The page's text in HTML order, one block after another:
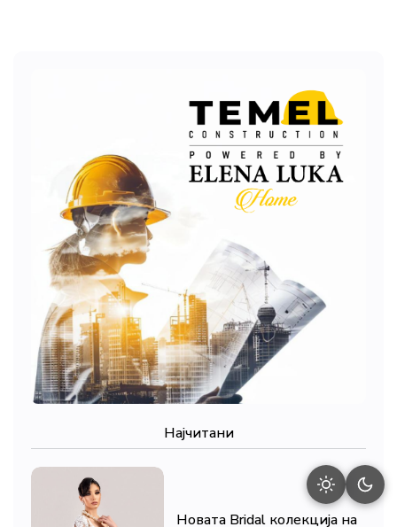
Најчитани
Новата Bridal колекција на